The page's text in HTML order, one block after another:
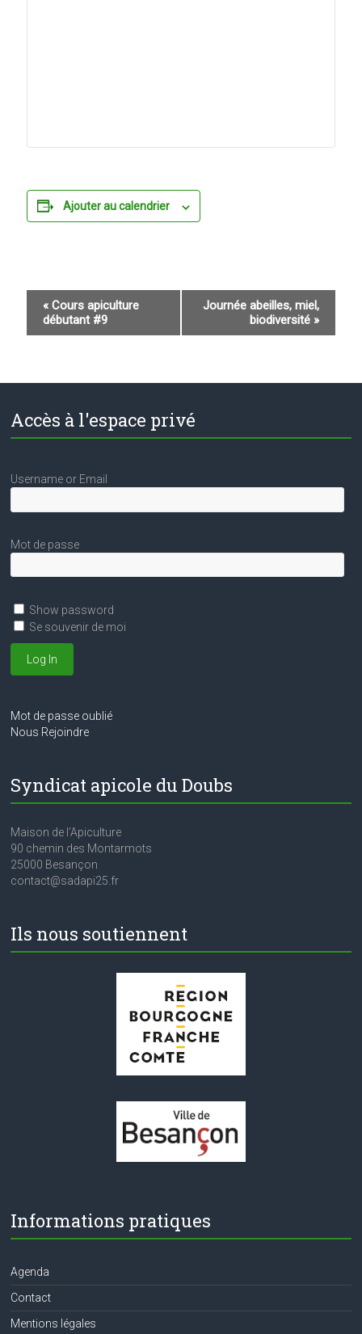
Ajouter au calendrier
i
a
i
o
n
É
è
n
e
e
n
« Cours apiculture
débutant #9
Journée abeilles, miel,
biodiversité »
Accès à l'espace privé
Username or Email
Mot de passe
Show password
Se souvenir de moi
Mot de passe oublié
Nous Rejoindre
Syndicat apicole du Doubs
Maison de l’Apiculture
90 chemin des Montarmots
25000 Besançon
contact@sadapi25.fr
Ils nous soutiennent
Informations pratiques
Agenda
Contact
Mentions légales